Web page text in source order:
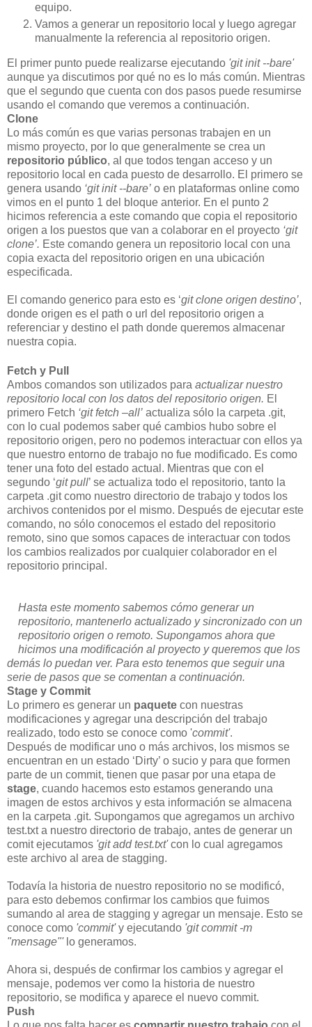
equipo.
Vamos a generar un repositorio local y luego agregar
manualmente la referencia al repositorio origen.
El primer punto puede realizarse ejecutando 'git init --bare'
aunque ya discutimos por qué no es lo más común. Mientras
que el segundo que cuenta con dos pasos puede resumirse
usando el comando que veremos a continuación.
Clone
Lo más común es que varias personas trabajen en un
mismo proyecto, por lo que generalmente se crea un
repositorio público, al que todos tengan acceso y un
repositorio local en cada puesto de desarrollo. El primero se
genera usando ‘git init --bare’ o en plataformas online como
vimos en el punto 1 del bloque anterior. En el punto 2
hicimos referencia a este comando que copia el repositorio
origen a los puestos que van a colaborar en el proyecto ‘git
clone’. Este comando genera un repositorio local con una
copia exacta del repositorio origen en una ubicación
especificada.
El comando generico para esto es ‘git clone origen destino’,
donde origen es el path o url del repositorio origen a
referenciar y destino el path donde queremos almacenar
nuestra copia.
Fetch y Pull
Ambos comandos son utilizados para actualizar nuestro
repositorio local con los datos del repositorio origen. El
primero Fetch ‘git fetch –all’ actualiza sólo la carpeta .git,
con lo cual podemos saber qué cambios hubo sobre el
repositorio origen, pero no podemos interactuar con ellos ya
que nuestro entorno de trabajo no fue modificado. Es como
tener una foto del estado actual. Mientras que con el
segundo ‘git pull’ se actualiza todo el repositorio, tanto la
carpeta .git como nuestro directorio de trabajo y todos los
archivos contenidos por el mismo. Después de ejecutar este
comando, no sólo conocemos el estado del repositorio
remoto, sino que somos capaces de interactuar con todos
los cambios realizados por cualquier colaborador en el
repositorio principal.
Hasta este momento sabemos cómo generar un
repositorio, mantenerlo actualizado y sincronizado con un
repositorio origen o remoto. Supongamos ahora que
hicimos una modificación al proyecto y queremos que los
demás lo puedan ver. Para esto tenemos que seguir una
serie de pasos que se comentan a continuación.
Stage y Commit
Lo primero es generar un paquete con nuestras
modificaciones y agregar una descripción del trabajo
realizado, todo esto se conoce como 'commit'.
Después de modificar uno o más archivos, los mismos se
encuentran en un estado ‘Dirty’ o sucio y para que formen
parte de un commit, tienen que pasar por una etapa de
stage, cuando hacemos esto estamos generando una
imagen de estos archivos y esta información se almacena
en la carpeta .git. Supongamos que agregamos un archivo
test.txt a nuestro directorio de trabajo, antes de generar un
comit ejecutamos 'git add test.txt'con lo cual agregamos
este archivo al area de stagging.
Todavía la historia de nuestro repositorio no se modificó,
para esto debemos confirmar los cambios que fuimos
sumando al area de stagging y agregar un mensaje. Esto se
conoce como 'commit'y ejecutando 'git commit -m
"mensage"'lo generamos.
Ahora si, después de confirmar los cambios y agregar el
mensaje, podemos ver como la historia de nuestro
repositorio, se modifica y aparece el nuevo commit.
Push